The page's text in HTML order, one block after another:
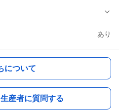
あり
について
産者に質問する